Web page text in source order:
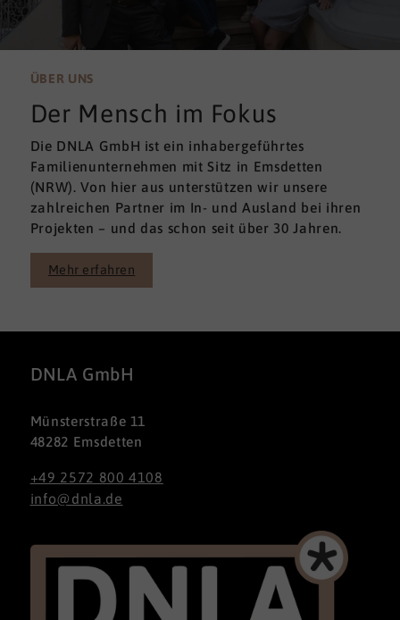
ÜBER UNS
Der Mensch im Fokus
Die DNLA GmbH ist ein inhabergeführtes
Familienunternehmen mit Sitz in Emsdetten
(NRW). Von hier aus unterstützen wir unsere
zahlreichen Partner im In- und Ausland bei ihren
Projekten – und das schon seit über 30 Jahren.
Mehr erfahren
DNLA GmbH
Münsterstraße 11
48282 Emsdetten
+49 2572 800 4108
info@dnla.de